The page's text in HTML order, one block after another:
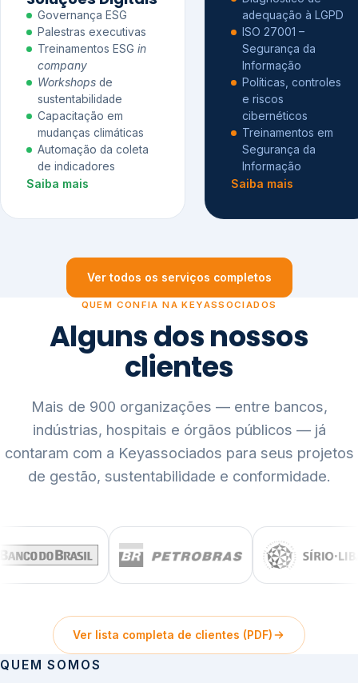
Governança ESG
Palestras executivas
Treinamentos ESG in
company
Workshops de
sustentabilidade
Capacitação em
mudanças climáticas
Automação da coleta
de indicadores
Saiba mais
adequação à LGPD
ISO 27001 –
Segurança da
Informação
Políticas, controles
e riscos
cibernéticos
Treinamentos em
Segurança da
Informação
Saiba mais
Ver todos os serviços completos
QUEM CONFIA NA KEYASSOCIADOS
Alguns dos nossos
clientes
Mais de 900 organizações — entre bancos,
indústrias, hospitais e órgãos públicos — já
contaram com a Keyassociados para seus projetos
de gestão, sustentabilidade e conformidade.
Ver lista completa de clientes (PDF)
QUEM SOMOS